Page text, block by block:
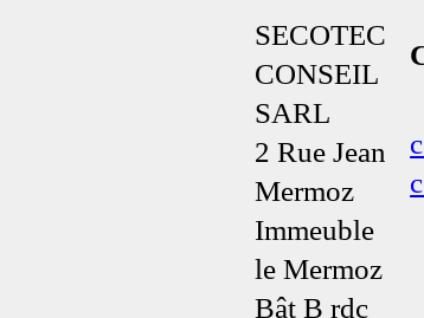
SECOTEC
CONSEIL
SARL
2 Rue Jean
Mermoz
Immeuble
le Mermoz
Bât B rdc